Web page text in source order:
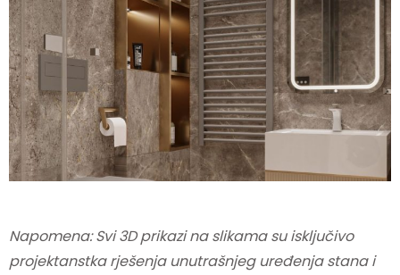
Napomena: Svi 3D prikazi na slikama su isključivo
projektanstka rješenja unutrašnjeg uređenja stana i